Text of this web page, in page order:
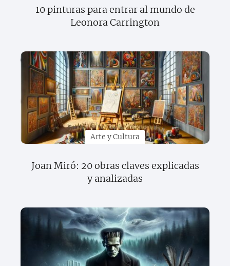
10 pinturas para entrar al mundo de
Leonora Carrington
Arte y Cultura
Joan Miró: 20 obras claves explicadas
y analizadas